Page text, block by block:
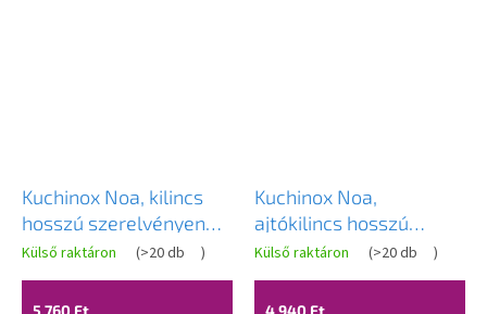
Kuchinox Noa, kilincs
hosszú szerelvényen
WC-zárhoz, patinás,
LAV-KNA_413A
Külső raktáron (>20 db )
Kuchinox Noa,
ajtókilincs hosszú
szerelvényen belső
kulcshoz, patinás, LAV-
KNA_411A
Külső raktáron (>20 db )